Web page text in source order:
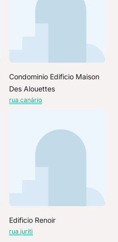
Condominio Edificio Maison
Des Alouettes
rua canário
Edificio Renoir
rua juriti